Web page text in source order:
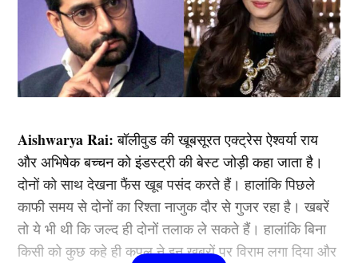
Aishwarya Rai: बॉलीवुड की खूबसूरत एक्ट्रेस ऐश्वर्या राय
और अभिषेक बच्चन को इंडस्ट्री की बेस्ट जोड़ी कहा जाता है।
दोनों को साथ देखना फैंस खूब पसंद करते हैं। हालांकि पिछले
काफी समय से दोनों का रिश्ता नाजुक दौर से गुजर रहा है। खबरें
तो ये भी थी कि जल्द ही दोनों तलाक ले सकते हैं। हालांकि बिना
किसी को कुछ कहे ही कपल ने इन खबरों पर विराम लगा दिया और